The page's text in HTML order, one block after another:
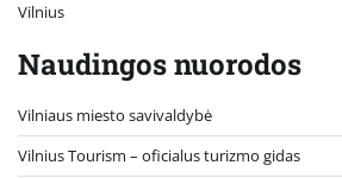
Vilnius
Naudingos nuorodos
Vilniaus miesto savivaldybė
Vilnius Tourism – oficialus turizmo gidas